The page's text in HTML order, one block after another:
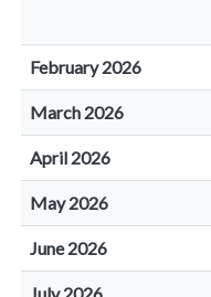
February 2026
March 2026
April 2026
May 2026
June 2026